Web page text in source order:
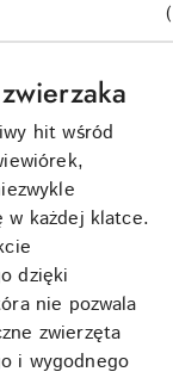
hit wśród
w każdej klatce.
dzięki
nie pozwala
zwierzęta
i wygodnego